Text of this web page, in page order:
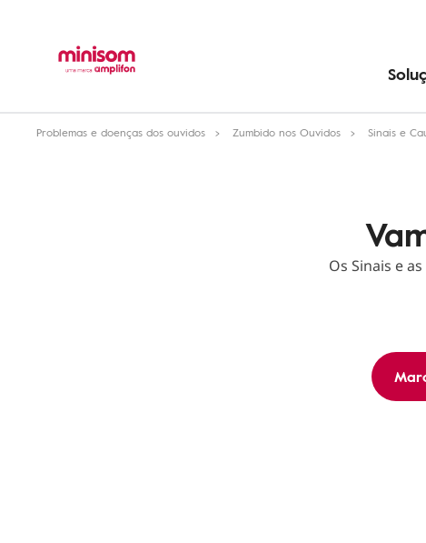
Problemas e doenças dos ouvidos Zumbido nos Ouvidos Sinais e
Os Sinais e